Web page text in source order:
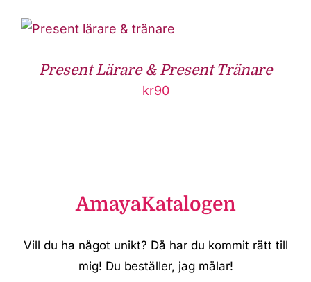
Present Lärare & Present Tränare
kr90
AmayaKatalogen
Vill du ha något unikt? Då har du kommit rätt till
mig! Du beställer, jag målar!